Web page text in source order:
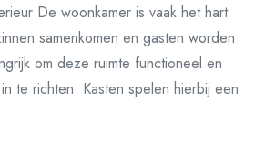
De woonkamer is vaak het hart
samenkomen en gasten worden
om deze ruimte functioneel en
te richten. Kasten spelen hierbij een